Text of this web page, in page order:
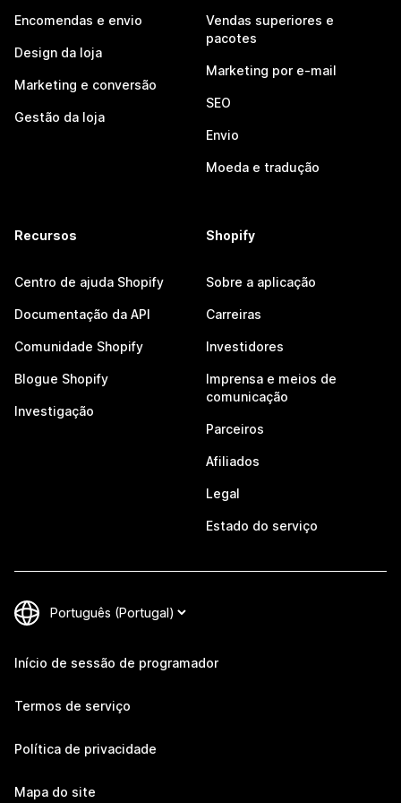
Encomendas e envio
Design da loja
Marketing e conversão
Gestão da loja
Vendas superiores e
pacotes
Marketing por e-mail
SEO
Envio
Moeda e tradução
Recursos
Centro de ajuda Shopify
Documentação da API
Comunidade Shopify
Blogue Shopify
Investigação
Shopify
Sobre a aplicação
Carreiras
Investidores
Imprensa e meios de
comunicação
Parceiros
Afiliados
Legal
Estado do serviço
Início de sessão de programador
Termos de serviço
Política de privacidade
Mapa do site